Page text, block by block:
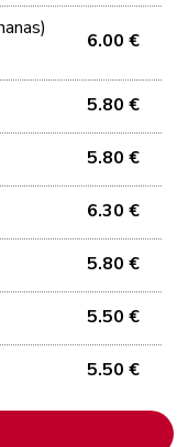
6.00 €
5.80 €
5.80 €
6.30 €
5.80 €
5.50 €
5.50 €